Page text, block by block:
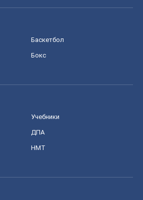
Баскетбол
Бокс
Учебники
ДПА
НМТ